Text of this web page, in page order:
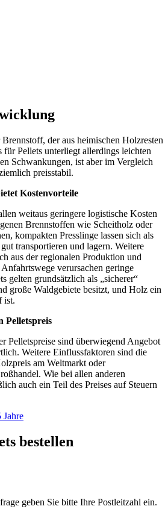
der aus heimischen Holzresten
Pellets unterliegt allerdings leichten
Schwankungen, ist aber im Vergleich
preisstabil.
Kostenvorteile
weitaus geringere logistische Kosten
Brennstoffen wie Scheitholz oder
kompakten Presslinge lassen sich als
transportieren und lagern. Weitere
aus der regionalen Produktion und
verursachen geringe
gelten grundsätzlich als „sicherer“
große Waldgebiete besitzt, und Holz ein
ist.
Pelletspreis
Pelletspreise sind überwiegend Angebot
Weitere Einflussfaktoren sind die
am Weltmarkt oder
Wie bei allen anderen
auch ein Teil des Preises auf Steuern
Jahre
bestellen
geben Sie bitte Ihre Postleitzahl ein.